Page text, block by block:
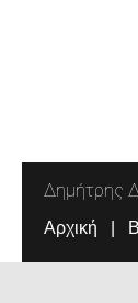
Δημήτρης
Αρχική